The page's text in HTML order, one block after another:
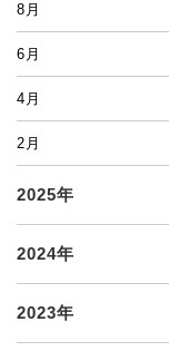
8月
6月
4月
2月
2025年
2024年
2023年